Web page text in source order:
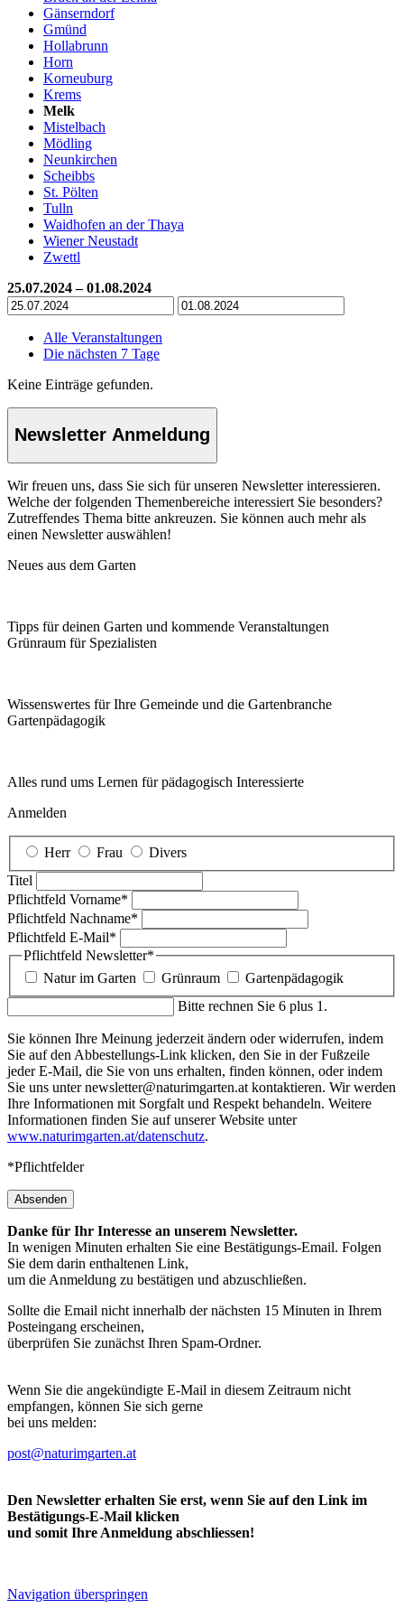
Gänserndorf
Gmünd
Hollabrunn
Horn
Korneuburg
Krems
Melk
Mistelbach
Mödling
Neunkirchen
Scheibbs
St. Pölten
Tulln
Waidhofen an der Thaya
Wiener Neustadt
Zwettl
25.07.2024 – 01.08.2024
Alle Veranstaltungen
Die nächsten 7 Tage
Keine Einträge gefunden.
Newsletter Anmeldung
Wir freuen uns, dass Sie sich für unseren Newsletter interessieren.
Welche der folgenden Themenbereiche interessiert Sie besonders?
Zutreffendes Thema bitte ankreuzen. Sie können auch mehr als
einen Newsletter auswählen!
Neues aus dem Garten
Tipps für deinen Garten und kommende Veranstaltungen
Grünraum für Spezialisten
Wissenswertes für Ihre Gemeinde und die Gartenbranche
Garten­pädagogik
Alles rund ums Lernen für pädagogisch Interessierte
Anmelden
Herr Frau
Divers
Titel
Pflichtfeld Vorname*
Pflichtfeld Nachname*
Pflichtfeld E-Mail*
Pflichtfeld Newsletter*
Natur im Garten
Grünraum
Gartenpädagogik
Bitte rechnen Sie 6 plus 1.
Sie können Ihre Meinung jederzeit ändern oder widerrufen, indem
Sie auf den Abbestellungs-Link klicken, den Sie in der Fußzeile
jeder E-Mail, die Sie von uns erhalten, finden können, oder indem
Sie uns unter newsletter@naturimgarten.at kontaktieren. Wir werden
Ihre Informationen mit Sorgfalt und Respekt behandeln. Weitere
Informationen finden Sie auf unserer Website unter
www.naturimgarten.at/datenschutz.
*Pflichtfelder
Absenden
Danke für Ihr Interesse an unserem Newsletter.
In wenigen Minuten erhalten Sie eine Bestätigungs-Email. Folgen
Sie dem darin enthaltenen Link,
um die Anmeldung zu bestätigen und abzuschließen.
Sollte die Email nicht innerhalb der nächsten 15 Minuten in Ihrem
Posteingang erscheinen,
überprüfen Sie zunächst Ihren Spam-Ordner.
Wenn Sie die angekündigte E-Mail in diesem Zeitraum nicht
empfangen, können Sie sich gerne
bei uns melden:
post@naturimgarten.at
Den Newsletter erhalten Sie erst, wenn Sie auf den Link im
Bestätigungs-E-Mail klicken
und somit Ihre Anmeldung abschliessen!
Navigation überspringen